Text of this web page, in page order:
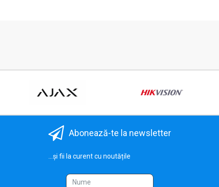
Abonează-te la newsletter
...și fii la curent cu noutățile